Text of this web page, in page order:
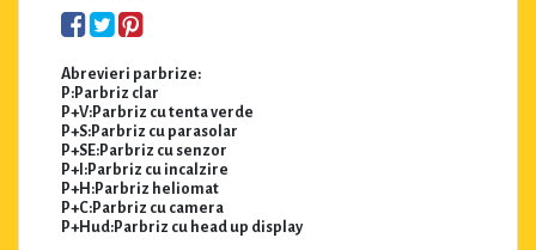
Abrevieri parbrize:
P:Parbriz clar
P+V:Parbriz cu tenta verde
P+S:Parbriz cu parasolar
P+SE:Parbriz cu senzor
P+I:Parbriz cu incalzire
P+H:Parbriz heliomat
P+C:Parbriz cu camera
P+Hud:Parbriz cu head up display